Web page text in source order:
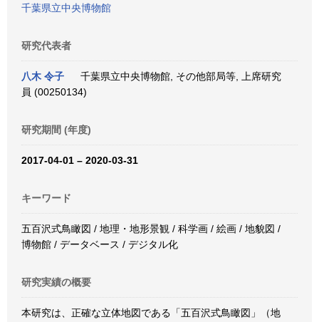
千葉県立中央博物館
研究代表者
八木 令子
千葉県立中央博物館, その他部局等, 上席研究
員 (00250134)
研究期間 (年度)
2017-04-01 – 2020-03-31
キーワード
五百沢式鳥瞰図 / 地理・地形景観 / 科学画 / 絵画 / 地貌図 /
博物館 / データベース / デジタル化
研究実績の概要
本研究は、正確な立体地図である「五百沢式鳥瞰図」（地